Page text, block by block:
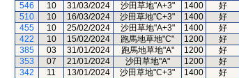
546
10 31/03/2024 沙田草地"A+3" 1400 好
510
10 16/03/2024 沙田草地"C+3" 1400 好
455
10 25/02/2024 沙田草地"A+3" 1400 好
422
10 15/02/2024 跑馬地草地"C" 1200 好
385
03 31/01/2024 跑馬地草地"A" 1200 好
353
07 21/01/2024 沙田草地"A" 1200 好
342
11 13/01/2024 沙田草地"C+3" 1400 好